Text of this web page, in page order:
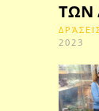
ΤΩΝ
2023